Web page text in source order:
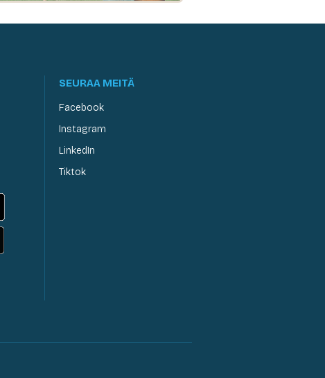
SEURAA MEITÄ
Facebook
Instagram
LinkedIn
Tiktok